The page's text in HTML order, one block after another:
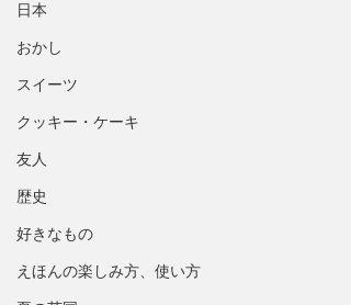
日本
おかし
スイーツ
クッキー・ケーキ
友人
歴史
好きなもの
えほんの楽しみ方、使い方